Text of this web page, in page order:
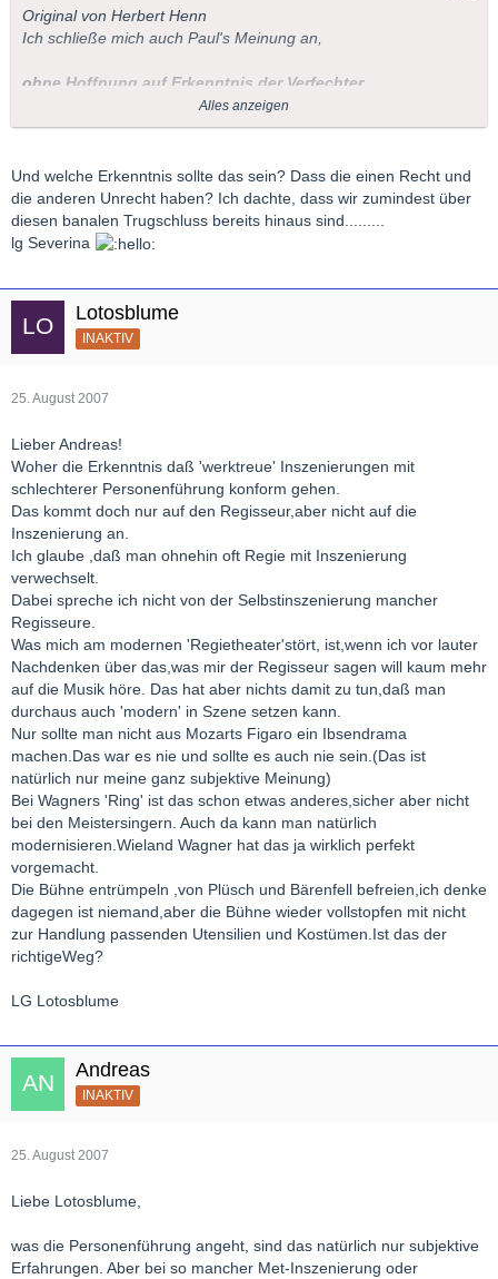
Original von Herbert Henn
Ich schließe mich auch Paul's Meinung an,
ohne Hoffnung auf Erkenntnis der Verfechter
des s.g. Regietheaters.
Herbert.
Alles anzeigen
Und welche Erkenntnis sollte das sein? Dass die einen Recht und
die anderen Unrecht haben? Ich dachte, dass wir zumindest über
diesen banalen Trugschluss bereits hinaus sind.........
lg Severina
Lotosblume
INAKTIV
25. August 2007
Lieber Andreas!
Woher die Erkenntnis daß 'werktreue' Inszenierungen mit
schlechterer Personenführung konform gehen.
Das kommt doch nur auf den Regisseur,aber nicht auf die
Inszenierung an.
Ich glaube ,daß man ohnehin oft Regie mit Inszenierung
verwechselt.
Dabei spreche ich nicht von der Selbstinszenierung mancher
Regisseure.
Was mich am modernen 'Regietheater'stört, ist,wenn ich vor lauter
Nachdenken über das,was mir der Regisseur sagen will kaum mehr
auf die Musik höre. Das hat aber nichts damit zu tun,daß man
durchaus auch 'modern' in Szene setzen kann.
Nur sollte man nicht aus Mozarts Figaro ein Ibsendrama
machen.Das war es nie und sollte es auch nie sein.(Das ist
natürlich nur meine ganz subjektive Meinung)
Bei Wagners 'Ring' ist das schon etwas anderes,sicher aber nicht
bei den Meistersingern. Auch da kann man natürlich
modernisieren.Wieland Wagner hat das ja wirklich perfekt
vorgemacht.
Die Bühne entrümpeln ,von Plüsch und Bärenfell befreien,ich denke
dagegen ist niemand,aber die Bühne wieder vollstopfen mit nicht
zur Handlung passenden Utensilien und Kostümen.Ist das der
richtigeWeg?
LG Lotosblume
Andreas
INAKTIV
25. August 2007
Liebe Lotosblume,
was die Personenführung angeht, sind das natürlich nur subjektive
Erfahrungen. Aber bei so mancher Met-Inszenierung oder